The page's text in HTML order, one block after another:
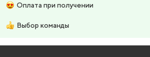
Оплата при получении
Выбор команды